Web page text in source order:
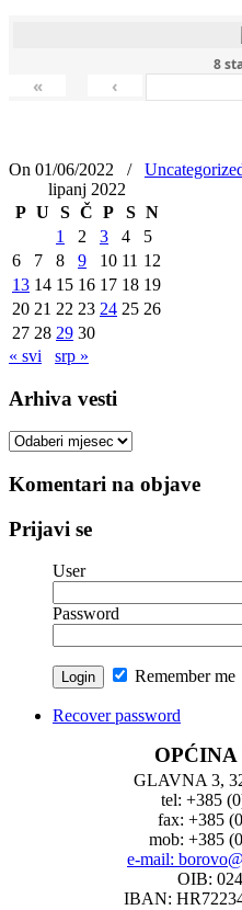
8
« ‹
On 01/06/2022 /
lipanj 2022
P U S Č P S N
1
2 3 4
5
6
7 8 9 10 11 12
13 14 15 16 17 18 19
20 21 22 23 24 25 26
27 28 29 30
« svi
srp »
Arhiva vesti
Arhiva
Komentari na objave
Prijavi se
User
Password
Remember me
Recover password
GLAVNA 3,
tel: +385
fax: +385
mob: +385
e-mail:
OIB:
IBAN: